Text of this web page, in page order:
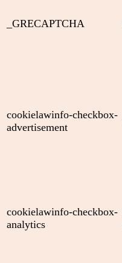
_GRECAPTCHA
cookielawinfo-checkbox-
advertisement
cookielawinfo-checkbox-
analytics